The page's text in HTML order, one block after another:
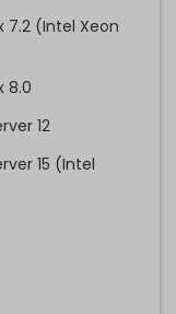
7.2 (Intel Xeon
8.0
12
15 (Intel